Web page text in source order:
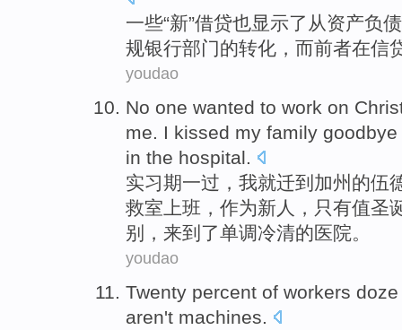
一些“新”借贷也显示了 从资产负
规银行部门的转化， 而前者在信
youdao
No one wanted to work on
me. I kissed my family goodbye
in the hospital.
实习期一过， 我就迁到 加州的伍
救室 上班 ，作为新人，只有值圣
别
， 来到 了单调冷清的医院。
youdao
Twenty percent of workers doze
aren't machines.